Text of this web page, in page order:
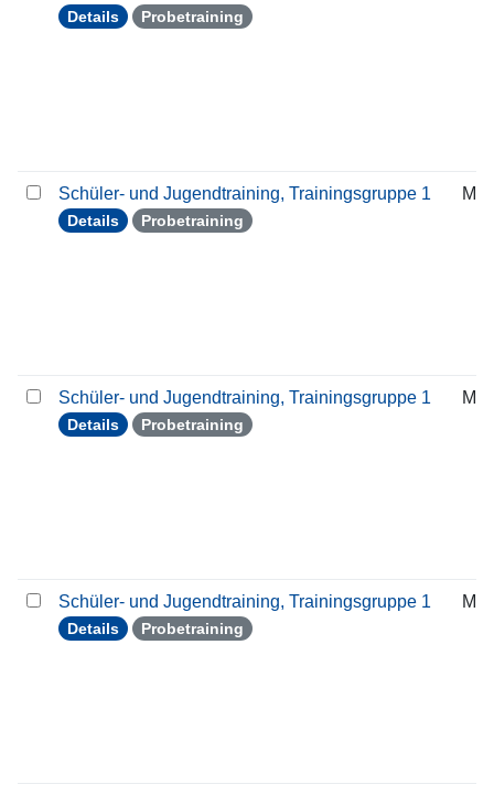
Details Probetraining
Schüler- und Jugendtraining, Trainingsgruppe 1
Details Probetraining
Schüler- und Jugendtraining, Trainingsgruppe 1
Details Probetraining
Schüler- und Jugendtraining, Trainingsgruppe 1
Details Probetraining